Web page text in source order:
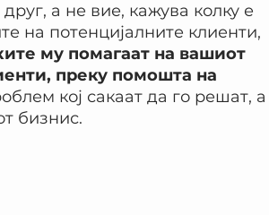
а не вие, кажува колку е
на потенцијалните клиенти,
му помагаат на вашиот
преку помошта на
кој сакаат да го решат, а
бизнис.